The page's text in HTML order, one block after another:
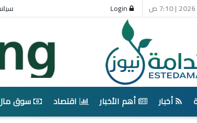
أخبار أهم الأخبار اقتصاد سوق